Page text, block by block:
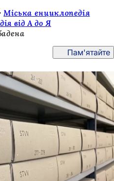
Міська енциклопедія
від А до Я
Пам'ятайте